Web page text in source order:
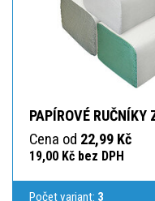
PAPÍROVÉ RUČNÍKY
Cena od 22,99 Kč
19,00 Kč bez DPH
Počet variant: 3